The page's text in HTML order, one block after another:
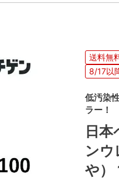
送料無
8/17以
低汚染
ラー！
日
ンウ
や）